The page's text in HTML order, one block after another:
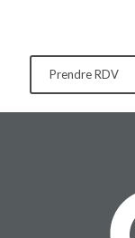
Prendre RDV